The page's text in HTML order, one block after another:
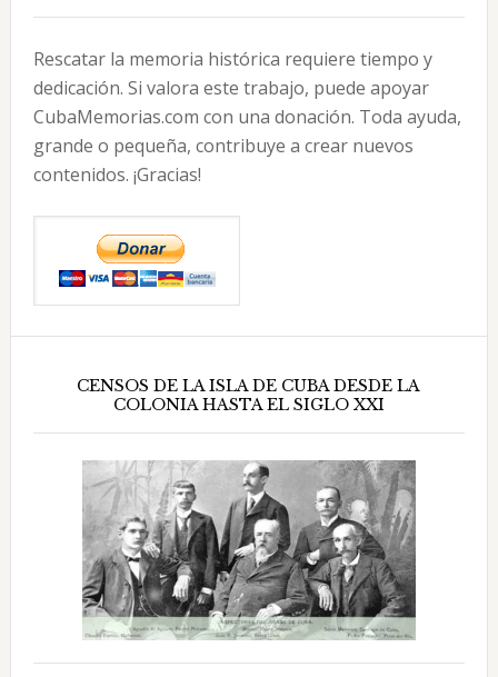
Rescatar la memoria histórica requiere tiempo y
dedicación. Si valora este trabajo, puede apoyar
CubaMemorias.com con una donación. Toda ayuda,
grande o pequeña, contribuye a crear nuevos
contenidos. ¡Gracias!
CENSOS DE LA ISLA DE CUBA DESDE LA
COLONIA HASTA EL SIGLO XXI